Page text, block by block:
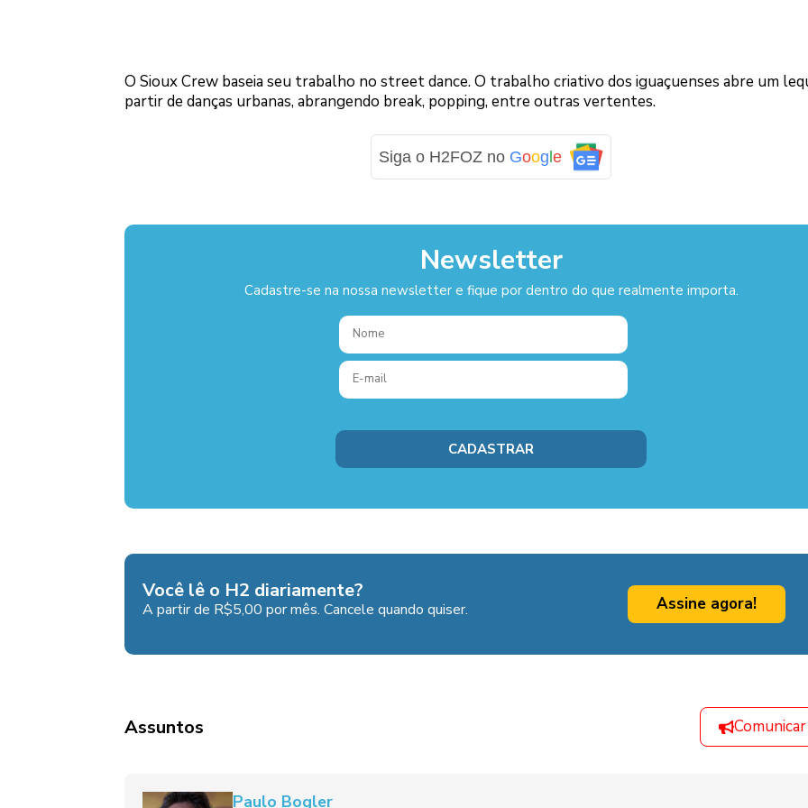
O Sioux Crew baseia seu trabalho no street dance. O trabalho criativo dos iguaçuenses abre um
partir de danças urbanas, abrangendo break, popping, entre outras vertentes.
Siga o H2FOZ no Goog le
Newsletter
Cadastre-se na nossa newsletter e fique por dentro do que realmente importa.
Você lê o H2 diariamente?
A partir de R$5,00 por mês. Cancele quando quiser. Assine agora!
Assuntos
Paulo Bogler